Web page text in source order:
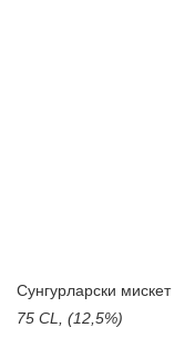
Сунгурларски мискет
75 CL, (12,5%)